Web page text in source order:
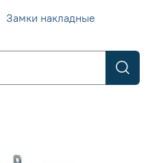
Замки накладные